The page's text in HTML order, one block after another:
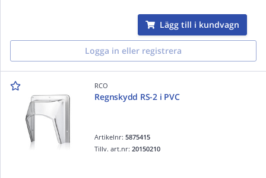
Lägg till i kundvagn
Logga in eller registrera
RCO
Regnskydd RS-2 i PVC
Artikelnr:5875415
Tillv. art.nr:20150210